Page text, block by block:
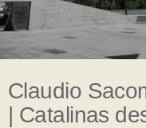
Claudio
| Catalinas